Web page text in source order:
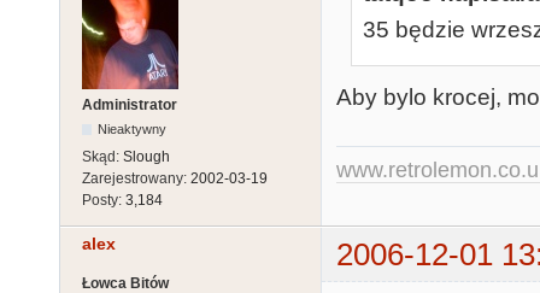
Administrator
Nieaktywny
Skąd: Slough
Zarejestrowany: 2002-03-19
Posty: 3,184
35 będzie
Aby bylo krocej,
alex 2006-12-01
Łowca Bitów